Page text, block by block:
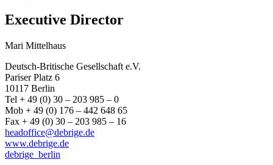
Executive Director
Mari Mittelhaus
Deutsch-Britische Gesellschaft e.V.
Pariser Platz 6
10117 Berlin
Tel + 49 (0) 30 – 203 985 – 0
Mob + 49 (0) 176 – 442 648 65
Fax + 49 (0) 30 – 203 985 – 16
headoffice@debrige.de
www.debrige.de
debrige_berlin